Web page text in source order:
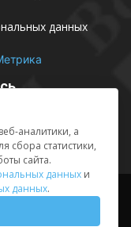
данных
in
2012-2026
аналитики, а
сбора статистики,
сайта.
данных и
данных.